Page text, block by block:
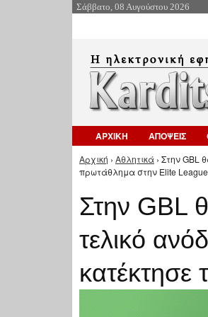
Σάββατο, 08 Αυγούστου 2026
ΑΡΧΙΚΗ ΑΠΟΨΕΙΣ
Είστε εδώ
Αρχική › Αθλητικά › Στην GBL
πρωτάθλημα στην Elite
Στην GBL
τελικό